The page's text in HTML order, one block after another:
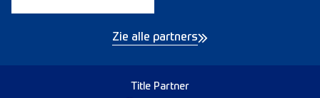
Zie alle partners
Title Partner